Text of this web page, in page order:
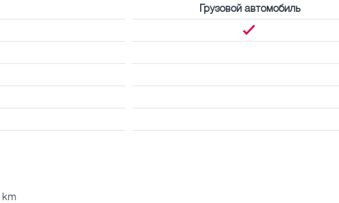
Грузовой автомобиль
km